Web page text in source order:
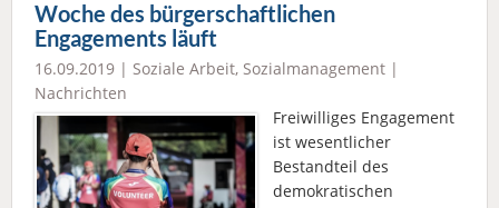
Woche des bürgerschaftlichen
Engagements läuft
16.09.2019 | Soziale Arbeit, Sozialmanagement |
Nachrichten
Freiwilliges Engagement
ist wesentlicher
Bestandteil des
demokratischen